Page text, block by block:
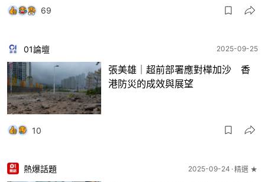
69
01論壇 2025-09-25
張美雄｜超前部署應對樺加沙 香
港防災的成效與展望
10
熱爆話題 2025-09-24 精選 ★